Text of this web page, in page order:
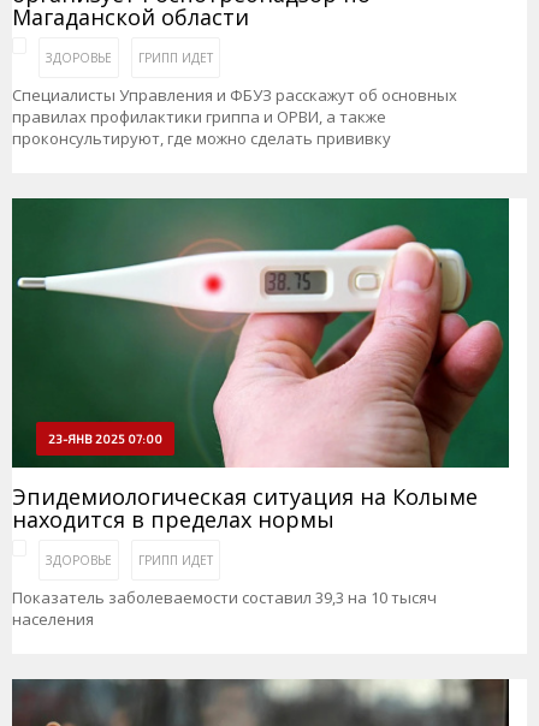
Магаданской области
ЗДОРОВЬЕ ГРИПП ИДЕТ
Специалисты Управления и ФБУЗ расскажут об основных
правилах профилактики гриппа и ОРВИ, а также
проконсультируют, где можно сделать прививку
23-ЯНВ 2025 07:00
Эпидемиологическая ситуация на Колыме
находится в пределах нормы
ЗДОРОВЬЕ ГРИПП ИДЕТ
Показатель заболеваемости составил 39,3 на 10 тысяч
населения